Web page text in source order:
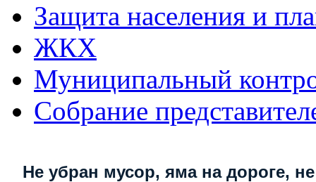
Защита населения и
ЖКХ
Муниципальный
Собрание
Не убран мусор, яма на дороге,